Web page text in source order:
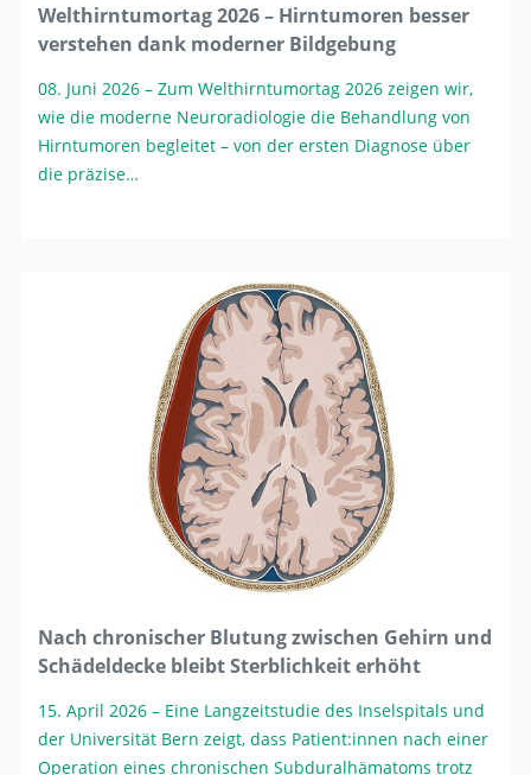
Welthirntumortag 2026 – Hirntumoren besser
verstehen dank moderner Bildgebung
08. Juni 2026 – Zum Welthirntumortag 2026 zeigen wir,
wie die moderne Neuroradiologie die Behandlung von
Hirntumoren begleitet – von der ersten Diagnose über
die präzise…
Nach chronischer Blutung zwischen Gehirn und
Schädeldecke bleibt Sterblichkeit erhöht
15. April 2026 – Eine Langzeitstudie des Inselspitals und
der Universität Bern zeigt, dass Patient:innen nach einer
Operation eines chronischen Subduralhämatoms trotz